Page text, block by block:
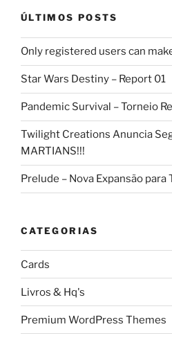
ÚLTIMOS POSTS
Only registered users can
Star Wars Destiny – Report 01
Pandemic Survival – Torneio
Twilight Creations Anuncia
MARTIANS!!!
Prelude – Nova Expansão
CATEGORIAS
Cards
Livros & Hq's
Premium WordPress Themes